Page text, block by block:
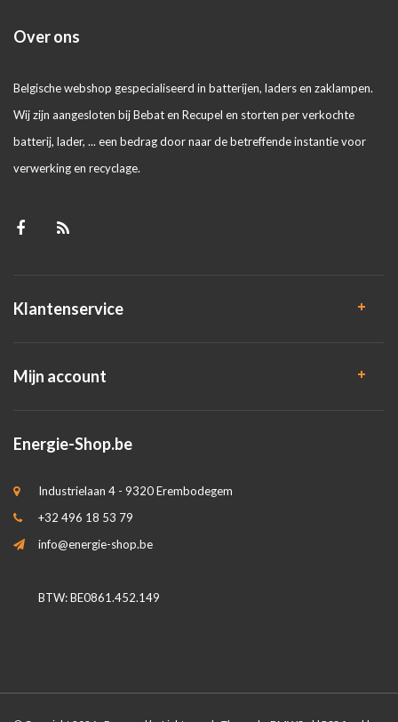
Over ons
Belgische webshop gespecialiseerd in batterijen, laders en zaklampen.
Wij zijn aangesloten bij Bebat en Recupel en storten per verkochte
batterij, lader, ... een bedrag door naar de betreffende instantie voor
verwerking en recyclage.
Klantenservice
Mijn account
Energie-Shop.be
Industrielaan 4 - 9320 Erembodegem
+32 496 18 53 79
info@energie-shop.be
BTW: BE0861.452.149